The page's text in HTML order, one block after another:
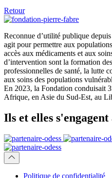
Retour
Reconnue d’utilité publique
agit pour permettre aux
accès aux médicaments et aux
d’intervention sont la formation
professionnelles de santé, la lutte
aux soins des populations
En 2023, la Fondation conduisait
Afrique, en Asie du Sud-Est, au
Ils et elles s'engagent
Politique de confidentialité